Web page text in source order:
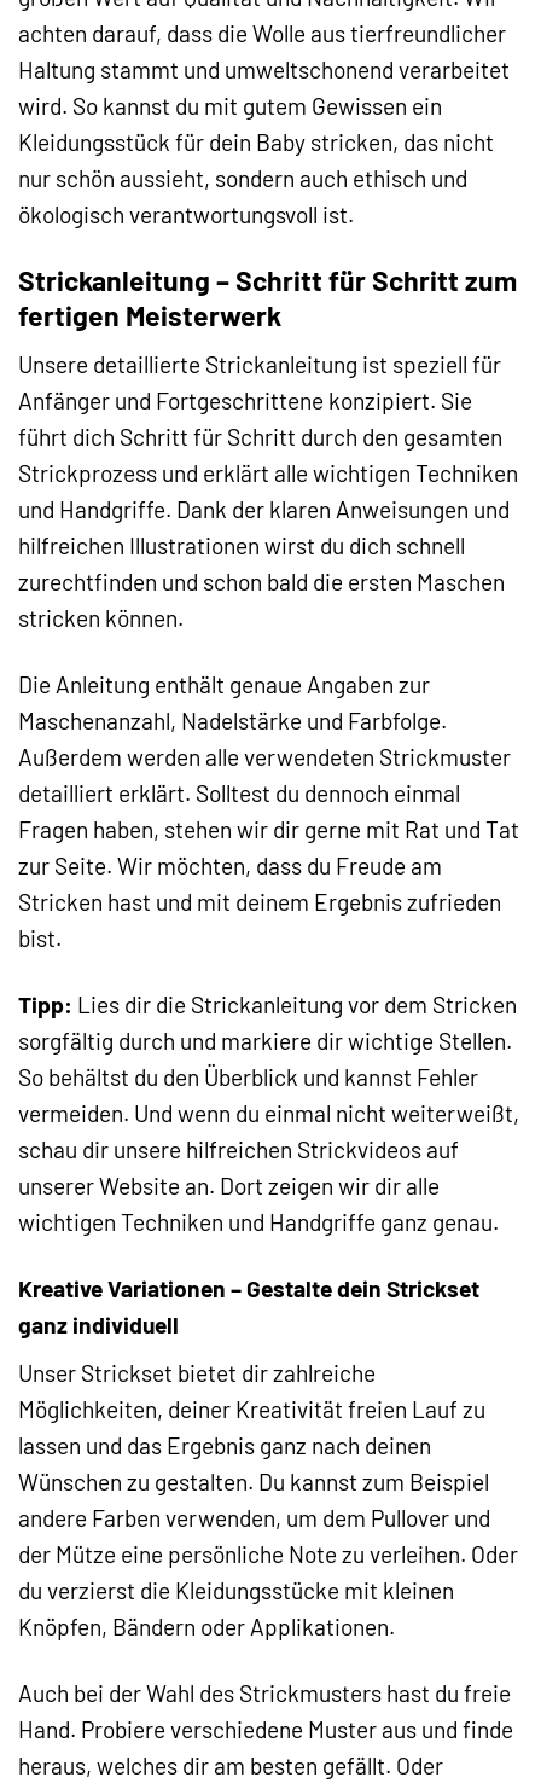
achten darauf, dass die Wolle aus tierfreundlicher
Haltung stammt und umweltschonend verarbeitet
wird. So kannst du mit gutem Gewissen ein
Kleidungsstück für dein Baby stricken, das nicht
nur schön aussieht, sondern auch ethisch und
ökologisch verantwortungsvoll ist.
Strickanleitung – Schritt für Schritt zum
fertigen Meisterwerk
Unsere detaillierte Strickanleitung ist speziell für
Anfänger und Fortgeschrittene konzipiert. Sie
führt dich Schritt für Schritt durch den gesamten
Strickprozess und erklärt alle wichtigen Techniken
und Handgriffe. Dank der klaren Anweisungen und
hilfreichen Illustrationen wirst du dich schnell
zurechtfinden und schon bald die ersten Maschen
stricken können.
Die Anleitung enthält genaue Angaben zur
Maschenanzahl, Nadelstärke und Farbfolge.
Außerdem werden alle verwendeten Strickmuster
detailliert erklärt. Solltest du dennoch einmal
Fragen haben, stehen wir dir gerne mit Rat und Tat
zur Seite. Wir möchten, dass du Freude am
Stricken hast und mit deinem Ergebnis zufrieden
bist.
Tipp: Lies dir die Strickanleitung vor dem Stricken
sorgfältig durch und markiere dir wichtige Stellen.
So behältst du den Überblick und kannst Fehler
vermeiden. Und wenn du einmal nicht weiterweißt,
schau dir unsere hilfreichen Strickvideos auf
unserer Website an. Dort zeigen wir dir alle
wichtigen Techniken und Handgriffe ganz genau.
Kreative Variationen – Gestalte dein Strickset
ganz individuell
Unser Strickset bietet dir zahlreiche
Möglichkeiten, deiner Kreativität freien Lauf zu
lassen und das Ergebnis ganz nach deinen
Wünschen zu gestalten. Du kannst zum Beispiel
andere Farben verwenden, um dem Pullover und
der Mütze eine persönliche Note zu verleihen. Oder
du verzierst die Kleidungsstücke mit kleinen
Knöpfen, Bändern oder Applikationen.
Auch bei der Wahl des Strickmusters hast du freie
Hand. Probiere verschiedene Muster aus und finde
heraus, welches dir am besten gefällt. Oder